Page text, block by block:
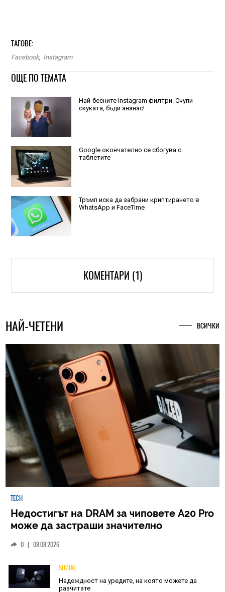
ТАГОВЕ:
Facebook, Instagram
ОЩЕ ПО ТЕМАТА
Най-бесните Instagram филтри. Счупи
скуката, бъди ананас!
Google окончателно се сбогува с
таблетите
Тръмп иска да забрани криптирането в
WhatsApp и FaceTime
КОМЕНТАРИ (1)
НАЙ-ЧЕТЕНИ ВСИЧКИ
TECH
Недостигът на DRAM за чиповете A20 Pro
може да застраши значително
0 | 08.08.2026
SOCIAL
Надеждност на уредите, на която можете да
разчитате